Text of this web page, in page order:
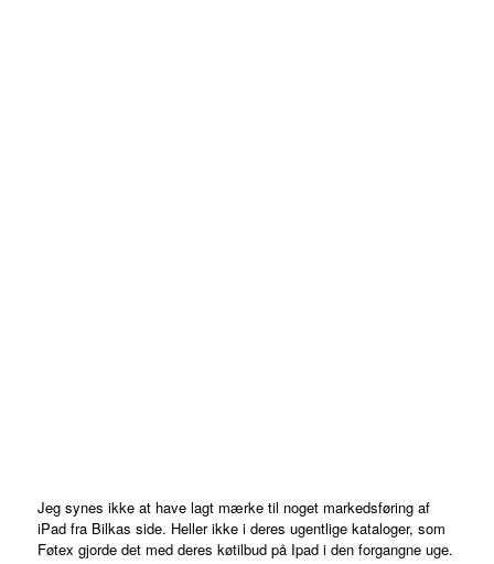
Jeg synes ikke at have lagt mærke til noget markedsføring af
iPad fra Bilkas side. Heller ikke i deres ugentlige kataloger, som
Føtex gjorde det med deres køtilbud på Ipad i den forgangne uge.